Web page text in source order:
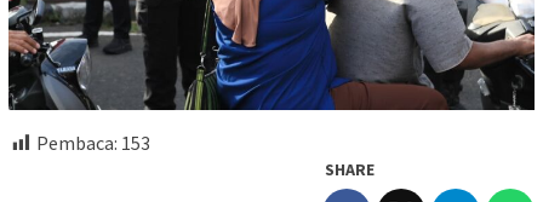
Pembaca: 153
SHARE